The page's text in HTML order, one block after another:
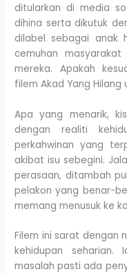
ditularkan di media
dihina serta dikutuk
dilabel sebagai anak
cemuhan
mereka. Apakah
filem Akad Yang
Apa yang menarik,
dengan realiti
perkahwinan yang
akibat isu sebegini.
perasaan, ditambah
pelakon yang benar-
memang menusuk ke
Filem ini sarat dengan
kehidupan
masalah pasti ada